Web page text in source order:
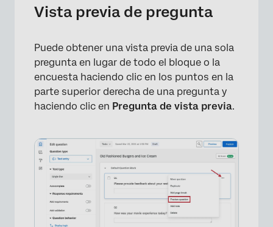
Vista previa de pregunta
Puede obtener una vista previa de una sola
pregunta en lugar de todo el bloque o la
encuesta haciendo clic en los puntos en la
parte superior derecha de una pregunta y
haciendo clic en Pregunta de vista previa.